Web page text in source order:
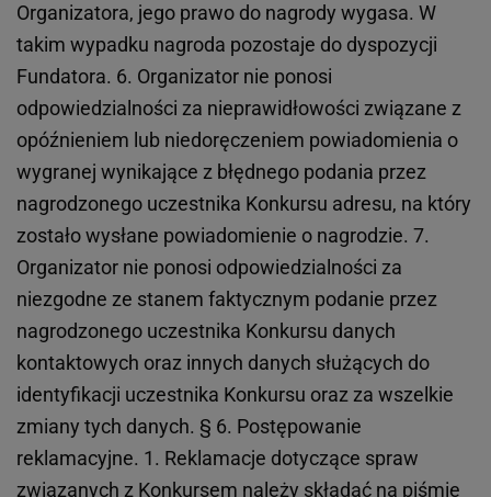
Organizatora, jego prawo do nagrody wygasa. W
takim wypadku nagroda pozostaje do dyspozycji
Fundatora. 6. Organizator nie ponosi
odpowiedzialności za nieprawidłowości związane z
opóźnieniem lub niedoręczeniem powiadomienia o
wygranej wynikające z błędnego podania przez
nagrodzonego uczestnika Konkursu adresu, na który
zostało wysłane powiadomienie o nagrodzie. 7.
Organizator nie ponosi odpowiedzialności za
niezgodne ze stanem faktycznym podanie przez
nagrodzonego uczestnika Konkursu danych
kontaktowych oraz innych danych służących do
identyfikacji uczestnika Konkursu oraz za wszelkie
zmiany tych danych. § 6. Postępowanie
reklamacyjne. 1. Reklamacje dotyczące spraw
związanych z Konkursem należy składać na piśmie